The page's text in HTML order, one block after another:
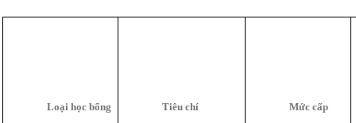
Loại học bổng Tiêu chí Mức cấp